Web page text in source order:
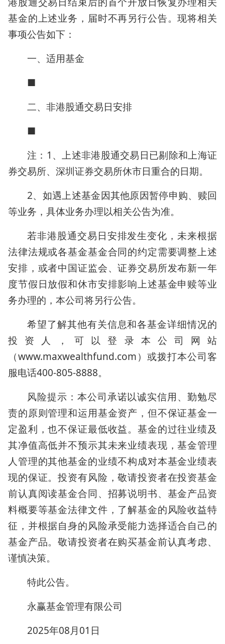
基金的上述业务，届时不再另行公告。现将相关
事项公告如下：
一、适用基金
■
二、非港股通交易日安排
■
注：1、上述非港股通交易日已剔除和上海证
券交易所、深圳证券交易所休市日重合的日期。
2、如遇上述基金因其他原因暂停申购、赎回
等业务，具体业务办理以相关公告为准。
若非港股通交易日安排发生变化，未来根据
法律法规或各基金基金合同的约定需要调整上述
安排，或者中国证监会、证券交易所发布新一年
度节假日放假和休市安排影响上述基金申赎等业
务办理的，本公司将另行公告。
希望了解其他有关信息和各基金详细情况的
投资人，可以登录本公司网站
（www.maxwealthfund.com）或拨打本公司客
服电话400-805-8888。
风险提示：本公司承诺以诚实信用、勤勉尽
责的原则管理和运用基金资产，但不保证基金一
定盈利，也不保证最低收益。基金的过往业绩及
其净值高低并不预示其未来业绩表现，基金管理
人管理的其他基金的业绩不构成对本基金业绩表
现的保证。投资有风险，敬请投资者在投资基金
前认真阅读基金合同、招募说明书、基金产品资
料概要等基金法律文件，了解基金的风险收益特
征，并根据自身的风险承受能力选择适合自己的
基金产品。敬请投资者在购买基金前认真考虑、
谨慎决策。
特此公告。
永赢基金管理有限公司
2025年08月01日